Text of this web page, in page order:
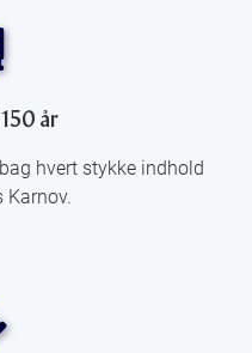
år
hvert stykke indhold
Karnov.